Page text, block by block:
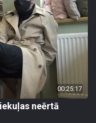
00:25:17
neērtā